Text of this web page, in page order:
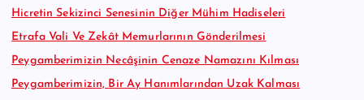
Hicretin Sekizinci Senesinin Diğer Mühim Hadiseleri
Etrafa Vali Ve Zekât Memurlarının Gönderilmesi
Peygamberimizin Necâşinin Cenaze Namazını Kılması
Peygamberimizin, Bir Ay Hanımlarından Uzak Kalması